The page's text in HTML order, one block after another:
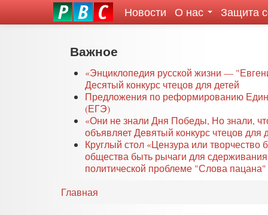
Новости О нас Защита
Важное
«Энциклопедия русской жизни —
Десятый конкурс чтецов для детей
Предложения по реформированию
(ЕГЭ)
«Они не знали Дня Победы, Но знали,
объявляет Девятый конкурс чтецов для
Круглый стол «Цензура или
общества быть рычаги для
политической проблеме "Слова пацана"
Главная